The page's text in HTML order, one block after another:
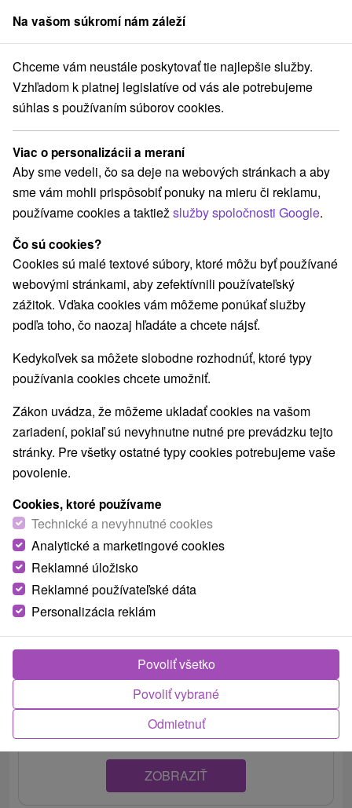
člen skupinySorger
Ubytovne Západné Slovensko Trnavský kraj Šaštín - Stráže
Ubytovne v Šaštíne - Stráži
Kategórie
Všetky kategórie
Apartmány(1) Chaty na prenájom(3)
Penzióny(1) Ubytovne(2)
Vyberte lokalitu alebo termín
VŠETKY NAJLACNEJŠIE NAJDRAHŠIE
Ubytovňa Karpatia Šaštín - Stráže
Dvojposchodová ubytovňa s recepciou v blízkosti lesa na
okraji mesta v obci Šaštín-Stráže, ktorá...
ZOBRAZIŤ
Na vašom súkromí nám záleží
Chceme vám neustále poskytovať tie najlepšie služby.
Vzhľadom k platnej legislatíve od vás ale potrebujeme
súhlas s používaním súborov cookies.
Viac o personalizácii a meraní
Aby sme vedeli, čo sa deje na webových stránkach a aby
sme vám mohli prispôsobiť ponuky na mieru či reklamu,
používame cookies a taktiežslužby spoločnosti Google.
Čo sú cookies?
Cookies sú malé textové súbory, ktoré môžu byť používané
webovými stránkami, aby zefektívnili používateľský
zážitok. Vďaka cookies vám môžeme ponúkať služby
podľa toho, čo naozaj hľadáte a chcete nájsť.
Kedykoľvek sa môžete slobodne rozhodnúť, ktoré typy
používania cookies chcete umožniť.
Zákon uvádza, že môžeme ukladať cookies na vašom
zariadení, pokiaľ sú nevyhnutne nutné pre prevádzku tejto
stránky. Pre všetky ostatné typy cookies potrebujeme vaše
povolenie.
Cookies, ktoré používame
Technické a nevyhnutné cookies
Analytické a marketingové cookies
Reklamné úložisko
Reklamné používateľské dáta
Personalizácia reklám
Odmietnuť
Povoliť vybrané
Povoliť všetko